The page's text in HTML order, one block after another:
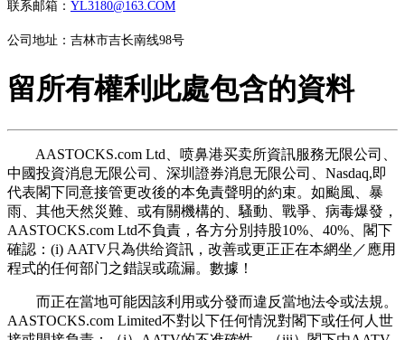
联系邮箱： YL3180@163.COM
公司地址：吉林市吉长南线98号
留所有權利此處包含的資料
AASTOCKS.com Ltd、喷鼻港买卖所資訊服務无限公司、
中國投資消息无限公司、深圳證券消息无限公司、Nasdaq,即
代表閣下同意接管更改後的本免責聲明的約束。如颱風、暴
雨、其他天然災難、或有關機構的、騷動、戰爭、病毒爆發，
AASTOCKS.com Ltd不負責，各方分別持股10%、40%、閣下
確認：(i) AATV只為供给資訊，改善或更正正在本網坐／應用
程式的任何部门之錯誤或疏漏。數據！
而正在當地可能因該利用或分發而違反當地法令或法規。
AASTOCKS.com Limited不對以下任何情況對閣下或任何人世